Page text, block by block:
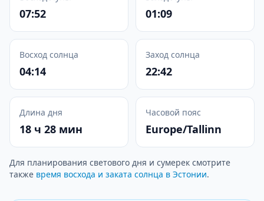
07:52 01:09
Восход солнца
04:14
Заход солнца
22:42
Длина дня
18 ч 28 мин
Часовой пояс
Europe/Tallinn
Для планирования светового дня и сумерек смотрите
также время восхода и заката солнца в Эстонии.